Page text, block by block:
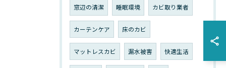
窓辺の清潔 睡眠環境 カビ取り業者
カーテンケア 床のカビ
マットレスカビ 漏水被害 快適生活